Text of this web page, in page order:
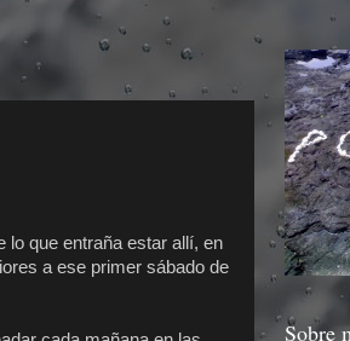
lo que entraña estar allí, en
a ese primer sábado de
Sobre